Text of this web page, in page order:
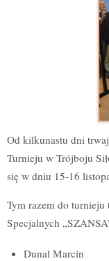
Od kilkunastu dni
Turnieju w Trójboju
się w dniu 15-16
Tym razem do
Specjalnych
Dunal Marcin